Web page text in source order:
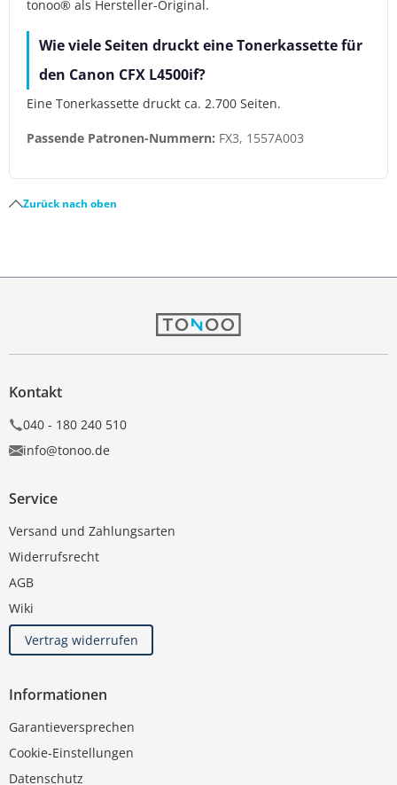
tonoo® als Hersteller-Original.
Wie viele Seiten druckt eine Tonerkassette für
den Canon CFX L4500if?
Eine Tonerkassette druckt ca. 2.700 Seiten.
Passende Patronen-Nummern: FX3, 1557A003
Zurück nach oben
Kontakt
040 - 180 240 510
info@tonoo.de
Service
Versand und Zahlungsarten
Widerrufsrecht
AGB
Wiki
Vertrag widerrufen
Informationen
Garantieversprechen
Cookie-Einstellungen
Datenschutz